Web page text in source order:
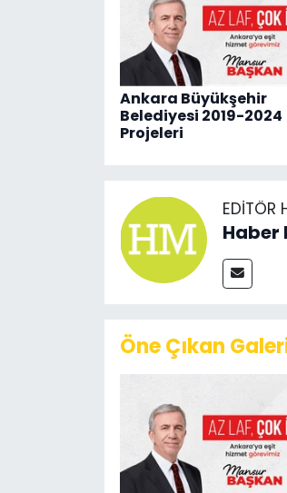
Ankara Büyükşehir
Belediyesi 2019-2024
Projeleri
EDITÖR
Haber
Öne Çıkan